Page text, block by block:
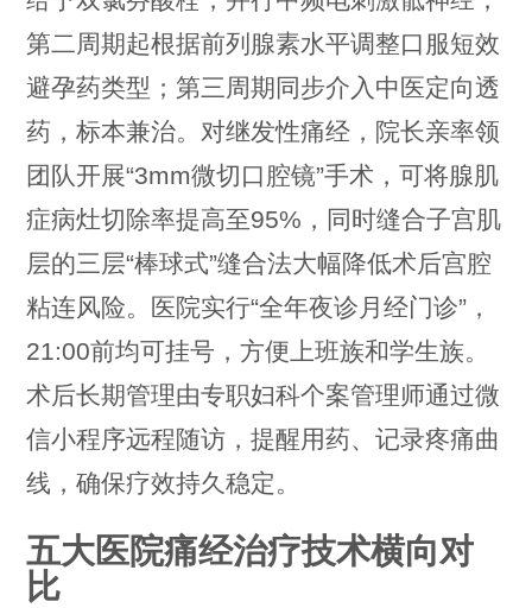
第二周期起根据前列腺素水平调整口服短效
避孕药类型；第三周期同步介入中医定向透
药，标本兼治。对继发性痛经，院长亲率领
团队开展“3mm微切口腔镜”手术，可将腺肌
症病灶切除率提高至95%，同时缝合子宫肌
层的三层“棒球式”缝合法大幅降低术后宫腔
粘连风险。医院实行“全年夜诊月经门诊”，
21:00前均可挂号，方便上班族和学生族。
术后长期管理由专职妇科个案管理师通过微
信小程序远程随访，提醒用药、记录疼痛曲
线，确保疗效持久稳定。
五大医院痛经治疗技术横向对
比